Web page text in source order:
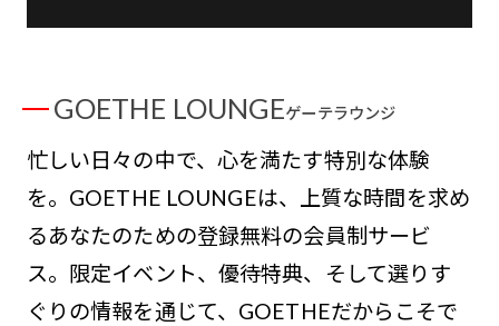
GOETHE LOUNGEゲーテラウンジ
忙しい日々の中で、心を満たす特別な体験
を。GOETHE LOUNGEは、上質な時間を求め
るあなたのための登録無料の会員制サービ
ス。限定イベント、優待特典、そして選りす
ぐりの情報を通じて、GOETHEだからこそで